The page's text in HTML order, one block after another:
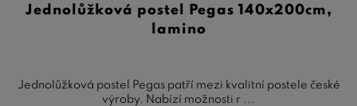
Jednolůžková postel Pegas 140x200cm,
lamino
Jednolůžková postel Pegas patří mezi kvalitní postele české
výroby. Nabízí možnosti r ...